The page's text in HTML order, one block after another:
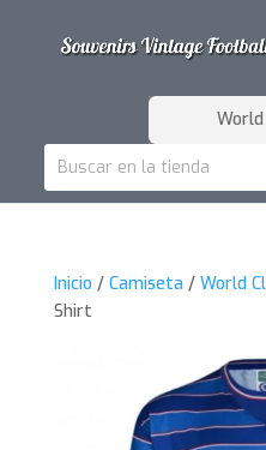
World
Inicio / Camiseta / World
Shirt